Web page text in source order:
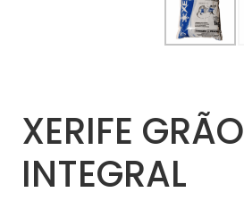
XERIFE GRÃO
INTEGRAL